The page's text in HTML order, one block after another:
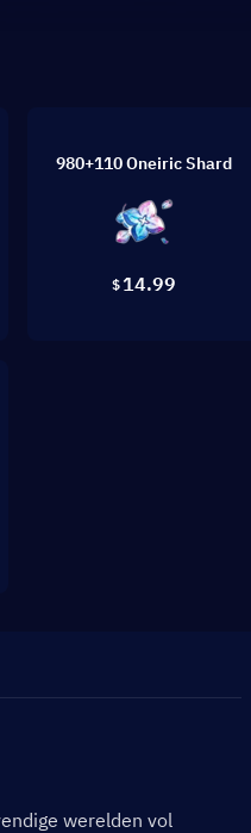
980+110 Oneiric Shard
$ 14.99
werelden vol